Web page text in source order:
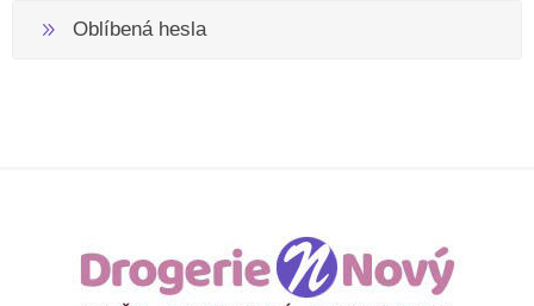
Oblíbená hesla